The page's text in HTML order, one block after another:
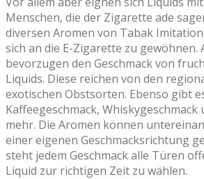
Menschen, die der Zigarette ade
diversen Aromen von Tabak
sich an die E-Zigarette zu gewöhnen.
bevorzugen den Geschmack von
Liquids. Diese reichen von den
exotischen Obstsorten. Ebenso gibt
Kaffeegeschmack, Whiskygeschmack
mehr. Die Aromen können
einer eigenen Geschmacksrichtung
steht jedem Geschmack alle Türen
Liquid zur richtigen Zeit zu wählen.